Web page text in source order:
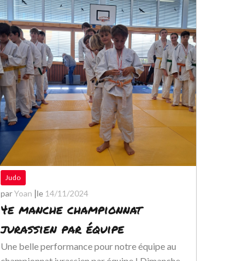
Judo
parYoan |le 14/11/2024
4e manche championnat
jurassien par équipe
Une belle performance pour notre équipe au